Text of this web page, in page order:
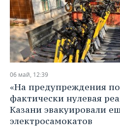
06 май, 12:39
«На предупреждения
фактически нулевая
Казани эвакуировали
электросамокатов